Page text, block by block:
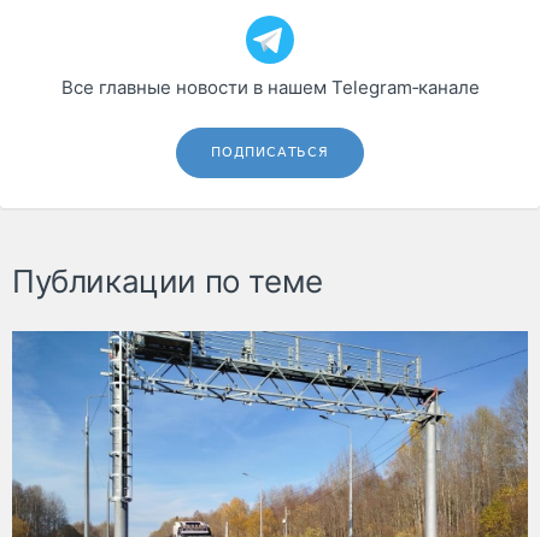
Все главные новости в нашем Telegram‑канале
ПОДПИСАТЬСЯ
Публикации по теме